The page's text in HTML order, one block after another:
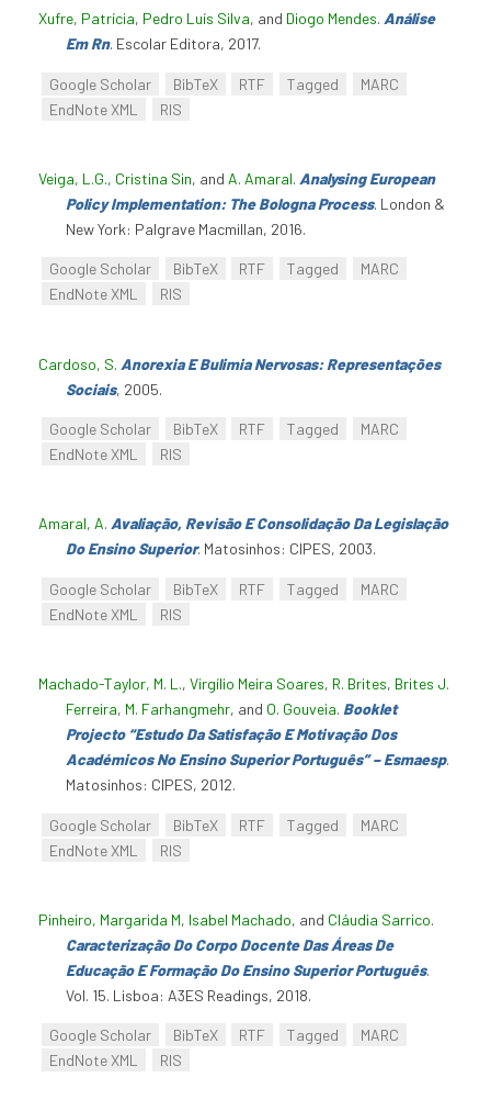
Xufre, Patrícia, Pedro Luís Silva, and Diogo Mendes. Análise
Em Rn. Escolar Editora, 2017.
Google Scholar BibTeX RTF Tagged
MARC
EndNote XML
RIS
Veiga, L.G., Cristina Sin, and A. Amaral. Analysing European
Policy Implementation: The Bologna Process. London &
New York: Palgrave Macmillan, 2016.
Google Scholar BibTeX RTF Tagged
MARC
EndNote XML
RIS
Cardoso, S. Anorexia E Bulimia Nervosas: Representações
Sociais, 2005.
Google Scholar BibTeX RTF Tagged
MARC
EndNote XML
RIS
Amaral, A. Avaliação, Revisão E Consolidação Da Legislação
Do Ensino Superior. Matosinhos: CIPES, 2003.
Google Scholar BibTeX RTF Tagged
MARC
EndNote XML
RIS
Machado-Taylor, M. L., Virgílio Meira Soares, R. Brites, Brites J.
Ferreira, M. Farhangmehr, and O. Gouveia. Booklet
Projecto “Estudo Da Satisfação E Motivação Dos
Académicos No Ensino Superior Português” – Esmaesp.
Matosinhos: CIPES, 2012.
Google Scholar BibTeX RTF Tagged
MARC
EndNote XML
RIS
Pinheiro, Margarida M, Isabel Machado, and Cláudia Sarrico.
Caracterização Do Corpo Docente Das Áreas De
Educação E Formação Do Ensino Superior Português.
Vol. 15. Lisboa: A3ES Readings, 2018.
Google Scholar BibTeX RTF Tagged
MARC
EndNote XML
RIS